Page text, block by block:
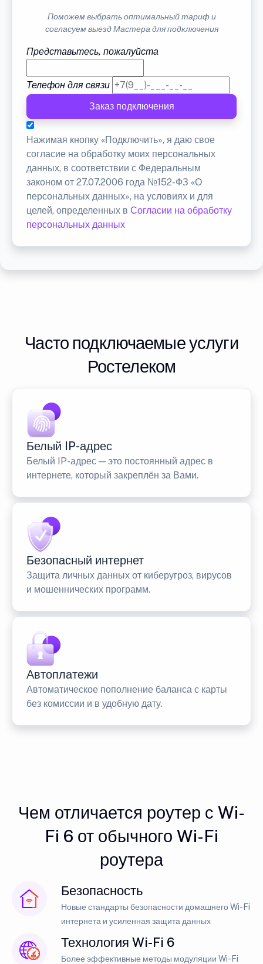
Поможем выбрать оптимальный тариф и
согласуем выезд Мастера для подключения
Представьтесь, пожалуйста
Телефон для связи
Заказ подключения
Нажимая кнопку «Подключить», я даю свое
согласие на обработку моих персональных
данных, в соответствии с Федеральным
законом от 27.07.2006 года №152-ФЗ «О
персональных данных», на условиях и для
целей, определенных в Согласии на обработку
персональных данных
Часто подключаемые услуги
Ростелеком
Белый IP-адрес
Белый IP-адрес — это постоянный адрес в
интернете, который закреплён за Вами.
Безопасный интернет
Защита личных данных от киберугроз, вирусов
и мошеннических программ.
Автоплатежи
Автоматическое пополнение баланса с карты
без комиссии и в удобную дату.
Чем отличается роутер с Wi-
Fi 6 от обычного Wi-Fi
роутера
Безопасность
Новые стандарты безопасности домашнего Wi-Fi
интернета и усиленная защита данных
Технология Wi-Fi 6
Более эффективные методы модуляции Wi-Fi